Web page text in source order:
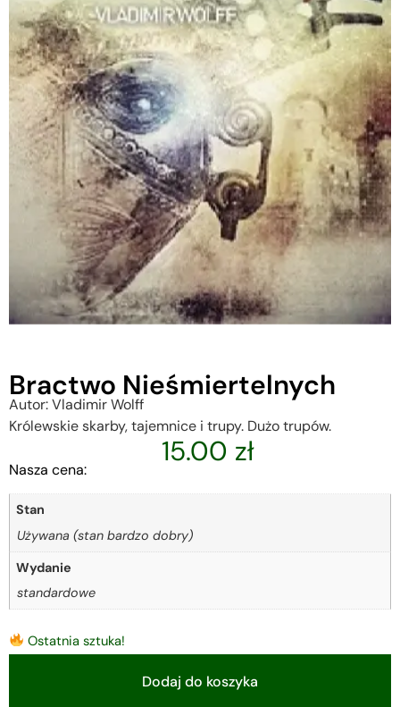
Bractwo Nieśmiertelnych
Autor: Vladimir Wolff
Królewskie skarby, tajemnice i trupy. Dużo trupów.
Nasza cena:
15.00 zł
Stan
Używana (stan bardzo dobry)
Wydanie
standardowe
Ostatnia sztuka!
Dodaj do koszyka